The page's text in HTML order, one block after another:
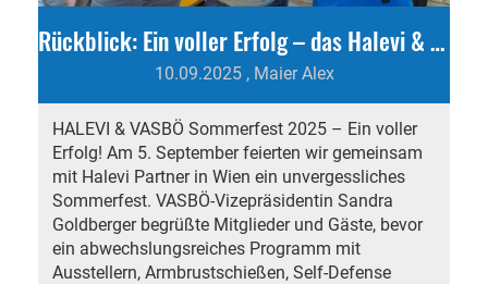
Rückblick: Ein voller Erfolg – das Halevi & VASBÖ Sommerfest 2025
10.09.2025, Maier Alex
HALEVI & VASBÖ Sommerfest 2025 – Ein voller
Erfolg! Am 5. September feierten wir gemeinsam
mit Halevi Partner in Wien ein unvergessliches
Sommerfest. VASBÖ-Vizepräsidentin Sandra
Goldberger begrüßte Mitglieder und Gäste, bevor
ein abwechslungsreiches Programm mit
Ausstellern, Armbrustschießen, Self-Defense